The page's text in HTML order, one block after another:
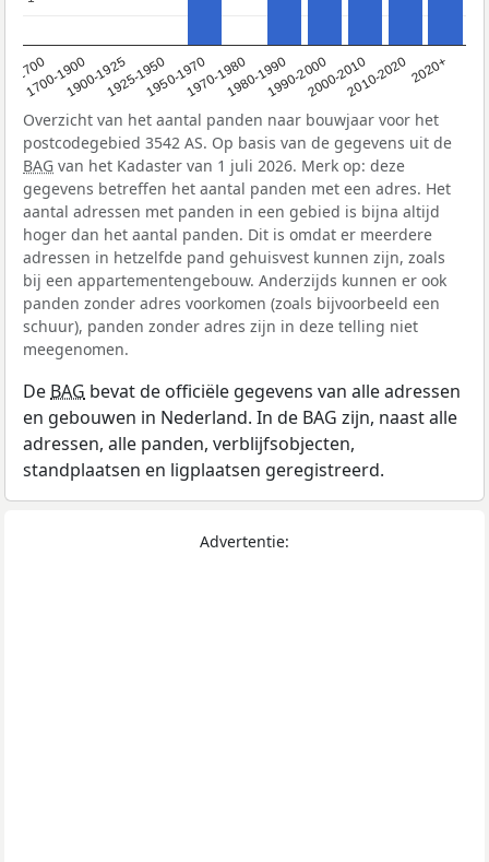
<1700
1700-19001900-19251925-19501950-19701970-19801980-19901990-20002000-20102010-20202020+
Overzicht van het aantal panden naar bouwjaar voor het
postcodegebied 3542 AS. Op basis van de gegevens uit de
BAG van het Kadaster van 1 juli 2026. Merk op: deze
gegevens betreffen het aantal panden met een adres. Het
aantal adressen met panden in een gebied is bijna altijd
hoger dan het aantal panden. Dit is omdat er meerdere
adressen in hetzelfde pand gehuisvest kunnen zijn, zoals
bij een appartementengebouw. Anderzijds kunnen er ook
panden zonder adres voorkomen (zoals bijvoorbeeld een
schuur), panden zonder adres zijn in deze telling niet
meegenomen.
De BAG bevat de officiële gegevens van alle adressen
en gebouwen in Nederland. In de BAG zijn, naast alle
adressen, alle panden, verblijfsobjecten,
standplaatsen en ligplaatsen geregistreerd.
Advertentie: